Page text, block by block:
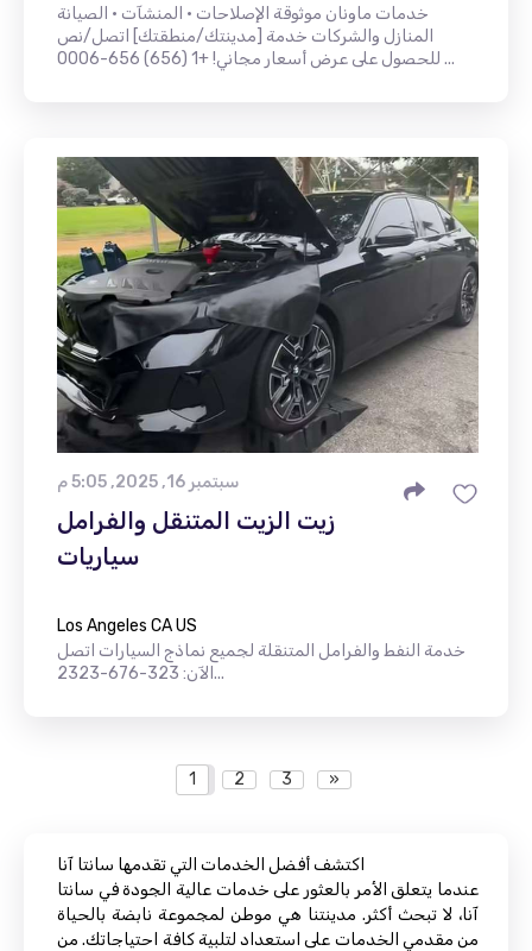
خدمات ماونان موثوقة الإصلاحات • المنشآت • الصيانة
المنازل والشركات خدمة [مدينتك/منطقتك] اتصل/نص
للحصول على عرض أسعار مجاني! +1 (656) 656-0006 ...
سبتمبر 16, 2025, 5:05 م
زيت الزيت المتنقل والفرامل
سياريات
Los Angeles CA US
خدمة النفط والفرامل المتنقلة لجميع نماذج السيارات اتصل
الآن: 323-676-2323...
1 2 3 »
اكتشف أفضل الخدمات التي تقدمها سانتا آنا
عندما يتعلق الأمر بالعثور على خدمات عالية الجودة في سانتا
آنا، لا تبحث أكثر. مدينتنا هي موطن لمجموعة نابضة بالحياة
من مقدمي الخدمات على استعداد لتلبية كافة احتياجاتك. من